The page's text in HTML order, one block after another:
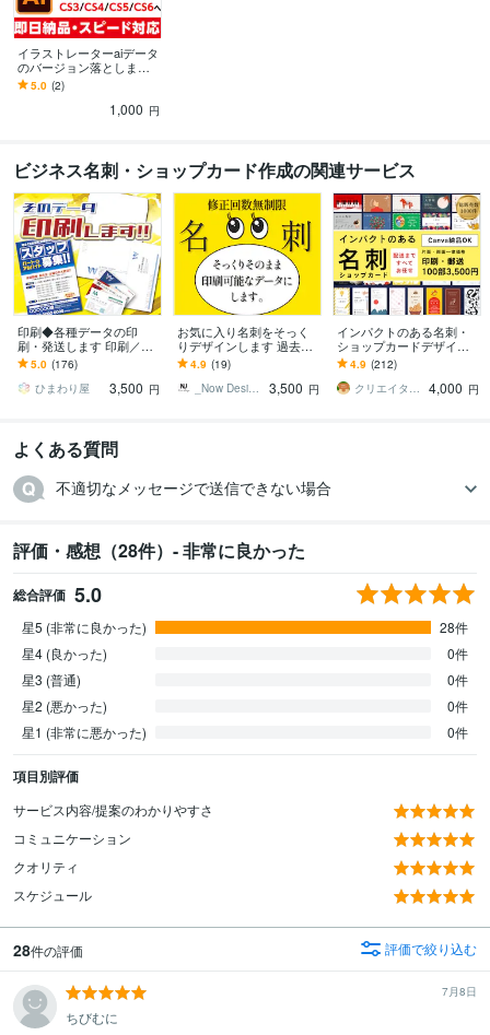
イラストレーターaiデータ
のバージョン落とします a
iデータのバージョンダウ
ン（バージョン：8〜CS
5.0 (2)
1,000 円
ビジネス名刺・ショップカード作成の関連サービス
印刷◆各種データの印
刷・発送します 印刷／チ
ラシ・名刺・カード・封
筒など
5.0 (176)
ひまわり屋
3,500 円
お気に入り名刺をそっく
りデザインします 過去の
名刺や手書きなど印刷対
応可能データに変えます
4.9 (19)
_Now Design_
3,500 円
インパクトのある名刺・
ショップカードデザイン
します オプションで印
刷・郵送まで！Canva納
品無料だから編集可◎
4.9 (212)
クリエイターズアパートメントチーム
4,000 円
よくある質問
不適切なメッセージで送信できない場合
評価・感想（28件）- 非常に良かった
総合評価 5.0
星5 (非常に良かった)
28件
星4 (良かった)
0件
星3 (普通)
0件
星2 (悪かった)
0件
星1 (非常に悪かった)
0件
項目別評価
サービス内容/提案のわかりやすさ
コミュニケーション
クオリティ
スケジュール
28件の評価 評価で絞り込む
7月8日
ちびむに